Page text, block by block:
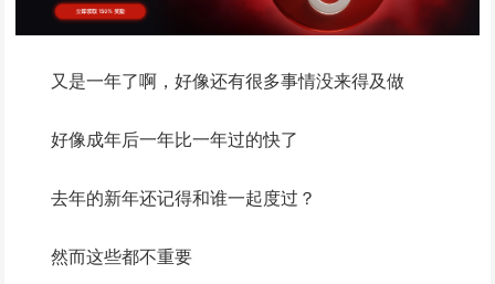
又是一年了啊，好像还有很多事情没来得及做
好像成年后一年比一年过的快了
去年的新年还记得和谁一起度过？
然而这些都不重要